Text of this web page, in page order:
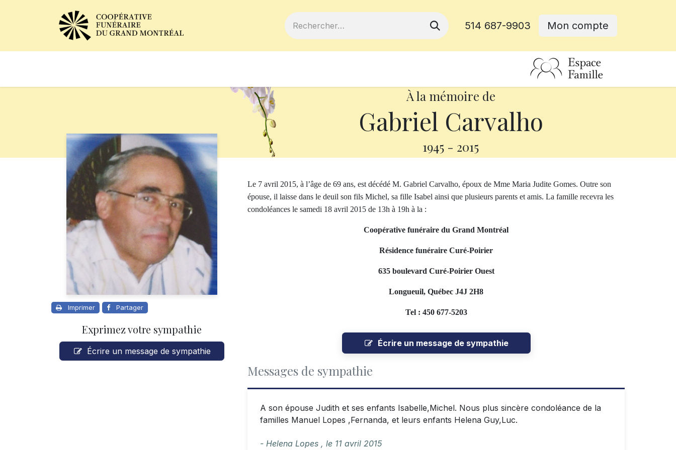
514 687-9903 Mon compte
À la mémoire de
Gabriel Carvalho
1945 - 2015
Imprimer Partager
Exprimez votre sympathie
Écrire un message de sympathie
Le 7 avril 2015, à l’âge de 69 ans, est décédé M. Gabriel Carvalho, époux de Mme Maria Judite Gomes. Outre son
épouse, il laisse dans le deuil son fils Michel, sa fille Isabel ainsi que plusieurs parents et amis. La famille recevra les
condoléances le samedi 18 avril 2015 de 13h à 19h à la :
Coopérative funéraire du Grand Montréal
Résidence funéraire Curé-Poirier
635 boulevard Curé-Poirier Ouest
Longueuil, Québec J4J 2H8
Tel : 450 677-5203
Écrire un message de sympathie
Messages de sympathie
A son épouse Judith et ses enfants Isabelle,Michel. Nous plus sincère condoléance de la
familles Manuel Lopes ,Fernanda, et leurs enfants Helena Guy,Luc.
- Helena Lopes , le 11 avril 2015